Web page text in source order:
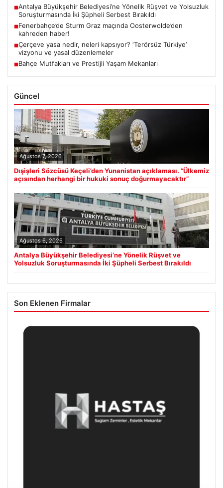
■Antalya Büyükşehir Belediyesi’ne Yönelik Rüşvet ve Yolsuzluk
Soruşturmasında İki Şüpheli Serbest Bırakıldı
■Fenerbahçe’de Sturm Graz maçında Oosterwolde’den
kahreden haber!
■Çerçeve yasa nedir, neleri kapsıyor? ‘Terörsüz Türkiye’
vizyonu ve yasal düzenlemeler
■Bahçe Mutfakları ve Prestijli Yaşam Mekanları
Güncel
Ağustos 7, 2026
Dışişleri Sözcüsü Keçeli’den Yunanistan açıklaması. “Ülkemiz
açısından herhangi bir hukuki sonuç doğurmayacaktır”
Ağustos 6, 2026
Antalya Büyükşehir Belediyesi’ne Yönelik Rüşvet ve
Yolsuzluk Soruşturmasında İki Şüpheli Serbest Bırakıldı
Son Eklenen Firmalar